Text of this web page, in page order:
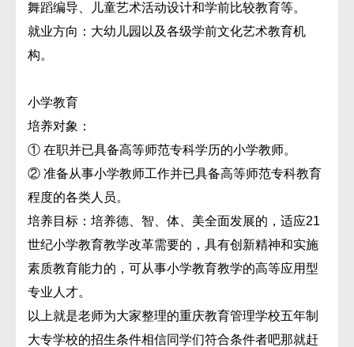
舞蹈编导、儿童艺术活动设计和学前比较教育等。
就业方向：大幼儿园以及各级学前文化艺术教育机
构。
小学教育
培养对象：
① 在职并已具备高等师范专科学历的小学教师。
② 准备从事小学教师工作并已具备高等师范专科教育
程度的各类人员。
培养目标：培养德、智、体、美全面发展的，适应21
世纪小学教育教学改革需要的，具有创新精神和实施
素质教育能力的，可从事小学教育教学的高等应用型
专业人才。
以上就是老师为大家整理的重庆教育管理学校五年制
大专学校的招生条件相信同学们符合条件者吧那就赶